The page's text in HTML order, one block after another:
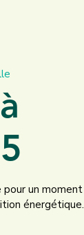
pour un moment
énergétique.